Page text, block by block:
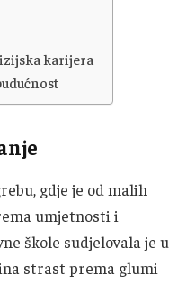
karijera
gdje je od malih
umjetnosti i
škole sudjelovala je u
strast prema glumi